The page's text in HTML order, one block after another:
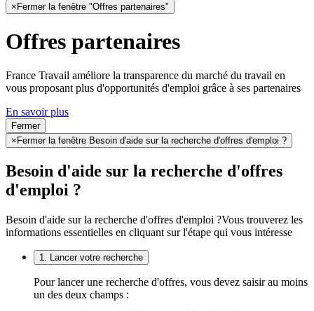
×Fermer la fenêtre "Offres partenaires"
Offres partenaires
France Travail améliore la transparence du marché du travail en
vous proposant plus d'opportunités d'emploi grâce à ses partenaires
En savoir plus
Fermer
× Fermer la fenêtre Besoin d'aide sur la recherche d'offres d'emploi ?
Besoin d'aide sur la recherche d'offres
d'emploi ?
Besoin d'aide sur la recherche d'offres d'emploi ?Vous trouverez les
informations essentielles en cliquant sur l'étape qui vous intéresse
1. Lancer votre recherche
Pour lancer une recherche d'offres, vous devez saisir au moins
un des deux champs :